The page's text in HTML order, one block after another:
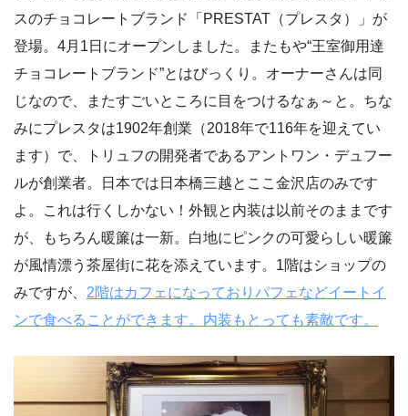
スのチョコレートブランド「PRESTAT（プレスタ）」が
登場。4月1日にオープンしました。またもや“王室御用達
チョコレートブランド”とはびっくり。オーナーさんは同
じなので、またすごいところに目をつけるなぁ～と。ちな
みにプレスタは1902年創業（2018年で116年を迎えてい
ます）で、トリュフの開発者であるアントワン・デュフー
ルが創業者。日本では日本橋三越とここ金沢店のみです
よ。これは行くしかない！外観と内装は以前そのままです
が、もちろん暖簾は一新。白地にピンクの可愛らしい暖簾
が風情漂う茶屋街に花を添えています。1階はショップの
みですが、 2階はカフェになっておりパフェなどイートイ
ンで食べることができます。内装もとっても素敵です。